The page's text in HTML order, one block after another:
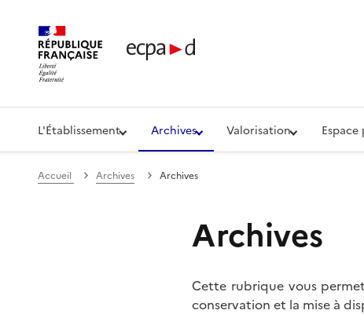
Établissement de communication et de production
L'Établissement Archives Valorisation
Accueil Archives Archives
Archives
Cette rubrique vous
conservation et la mise à